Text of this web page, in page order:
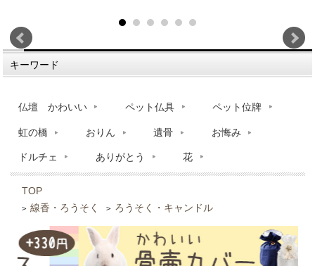
キーワード
仏壇 かわいい ペット仏具 ペット位牌
虹の橋 おりん 遺骨 お悔み
ドルチェ ありがとう 花
TOP
> 線香・ろうそく > ろうそく・キャンドル